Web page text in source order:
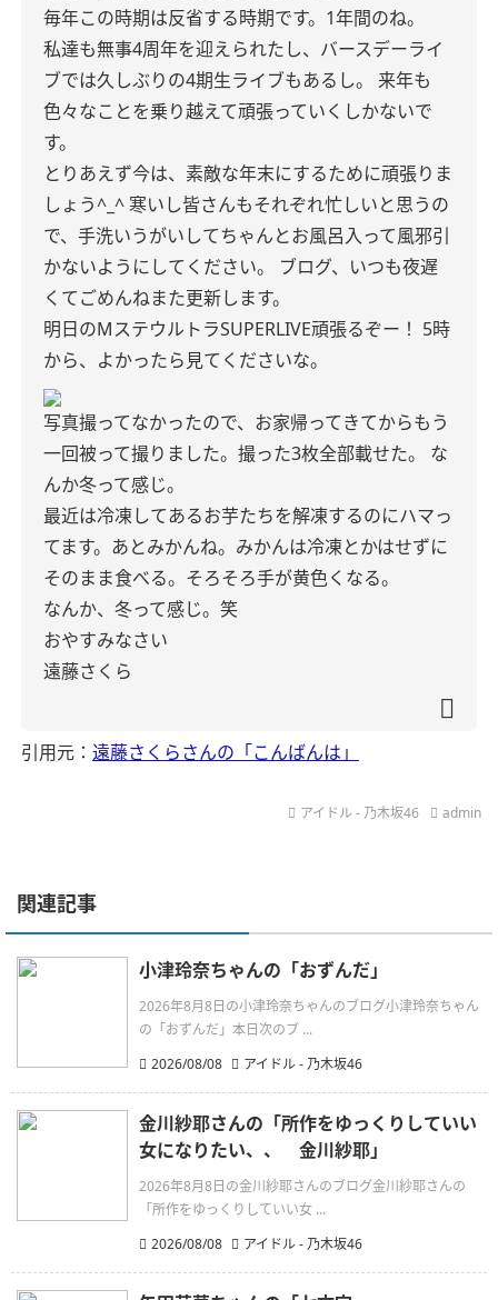
毎年この時期は反省する時期です。1年間のね。
私達も無事4周年を迎えられたし、バースデーライ
ブでは久しぶりの4期生ライブもあるし。
来年も
色々なことを乗り越えて頑張っていくしかないで
す。
とりあえず今は、素敵な年末にするために頑張りま
しょう^_^寒いし皆さんもそれぞれ忙しいと思うの
で、手洗いうがいしてちゃんとお風呂入って風邪引
かないようにしてください。
ブログ、いつも夜遅
くてごめんねまた更新します。
明日のMステウルトラSUPERLIVE頑張るぞー！ 5時
から、よかったら見てくださいな。
写真撮ってなかったので、お家帰ってきてからもう
一回被って撮りました。撮った3枚全部載せた。
な
んか冬って感じ。
最近は冷凍してあるお芋たちを解凍するのにハマっ
てます。あとみかんね。みかんは冷凍とかはせずに
そのまま食べる。そろそろ手が黄色くなる。
なんか、冬って感じ。笑
おやすみなさい
遠藤さくら
引用元： 遠藤さくらさんの「こんばんは」
アイドル - 乃木坂46 admin
関連記事
小津玲奈ちゃんの「おずんだ」
2026年8月8日の小津玲奈ちゃんのブログ小津玲奈ちゃん
の「おずんだ」本日次のブ ...
2026/08/08
アイドル - 乃木坂46
金川紗耶さんの「所作をゆっくりしていい
女になりたい、、 金川紗耶」
2026年8月8日の金川紗耶さんのブログ金川紗耶さんの
「所作をゆっくりしていい女 ...
2026/08/08
アイドル - 乃木坂46